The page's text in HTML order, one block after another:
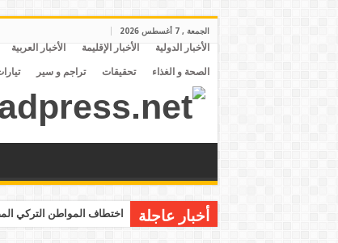
الجمعة , 7 أغسطس 2026
الأخبار الدولية الأخبار الإقليمة الأخبار العربية
الصحة و الغذاء تحقيقات تراجم و سير
أخبار عاجلة اختطاف المواطن التركي